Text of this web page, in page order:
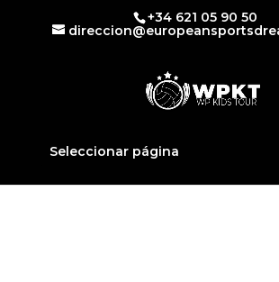
+34 621 05 90 50
Seleccionar página